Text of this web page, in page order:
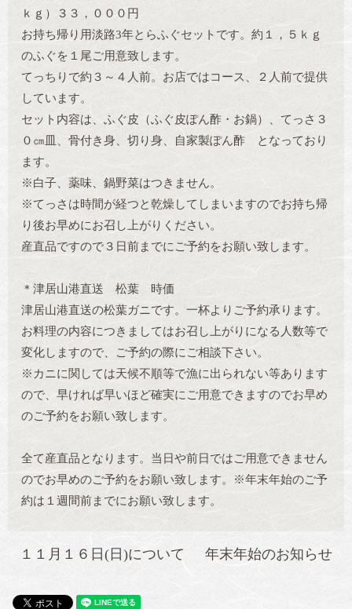
ｋｇ）３３，０００円
お持ち帰り用淡路3年とらふぐセットです。約１，５ｋｇ
のふぐを１尾ご用意致します。
てっちりで約３～４人前。お店ではコース、２人前で提供
しています。
セット内容は、ふぐ皮（ふぐ皮ぽん酢・お鍋）、てっさ３
０㎝皿、骨付き身、切り身、自家製ぽん酢 となっており
ます。
※白子、薬味、鍋野菜はつきません。
※てっさは時間が経つと乾燥してしまいますのでお持ち帰
り後お早めにお召し上がりください。
産直品ですので３日前までにご予約をお願い致します。
＊津居山港直送 松葉 時価
津居山港直送の松葉ガニです。一杯よりご予約承ります。
お料理の内容につきましてはお召し上がりになる人数等で
変化しますので、ご予約の際にご相談下さい。
※カニに関しては天候不順等で漁に出られない等あります
ので、早ければ早いほど確実にご用意できますのでお早め
のご予約をお願い致します。
全て産直品となります。当日や前日ではご用意できません
のでお早めのご予約をお願い致します。※年末年始のご予
約は１週間前までにお願い致します。
１１月１６日(日)について 年末年始のお知らせ